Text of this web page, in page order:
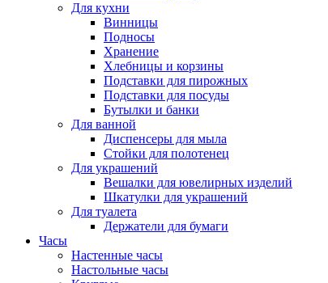
Для кухни
Винницы
Подносы
Хранение
Хлебницы и корзины
Подставки для пирожных
Подставки для посуды
Бутылки и банки
Для ванной
Диспенсеры для мыла
Стойки для полотенец
Для украшений
Вешалки для ювелирных изделий
Шкатулки для украшений
Для туалета
Держатели для бумаги
Часы
Настенные часы
Настольные часы